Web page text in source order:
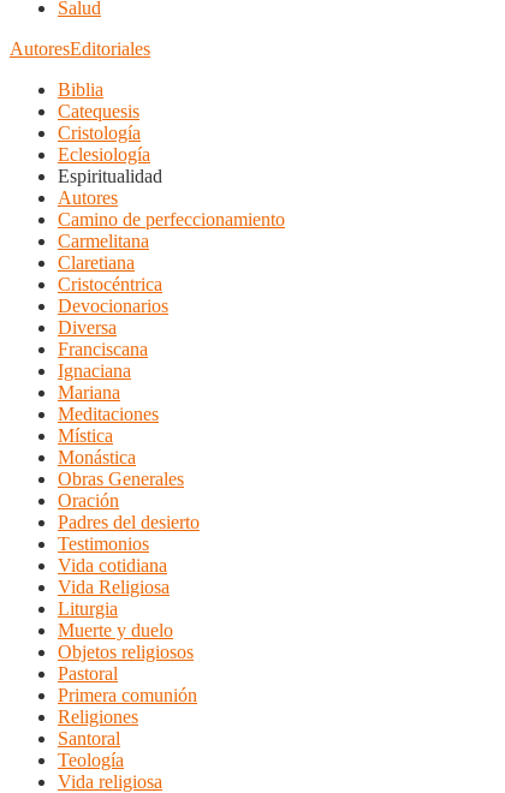
Salud
AutoresEditoriales
Biblia
Catequesis
Cristología
Eclesiología
Espiritualidad
Autores
Camino de perfeccionamiento
Carmelitana
Claretiana
Cristocéntrica
Devocionarios
Diversa
Franciscana
Ignaciana
Mariana
Meditaciones
Mística
Monástica
Obras Generales
Oración
Padres del desierto
Testimonios
Vida cotidiana
Vida Religiosa
Liturgia
Muerte y duelo
Objetos religiosos
Pastoral
Primera comunión
Religiones
Santoral
Teología
Vida religiosa